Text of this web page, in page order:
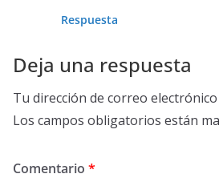
Respuesta
Deja una respuesta
Tu dirección de correo
Los campos obligatorios están
Comentario *